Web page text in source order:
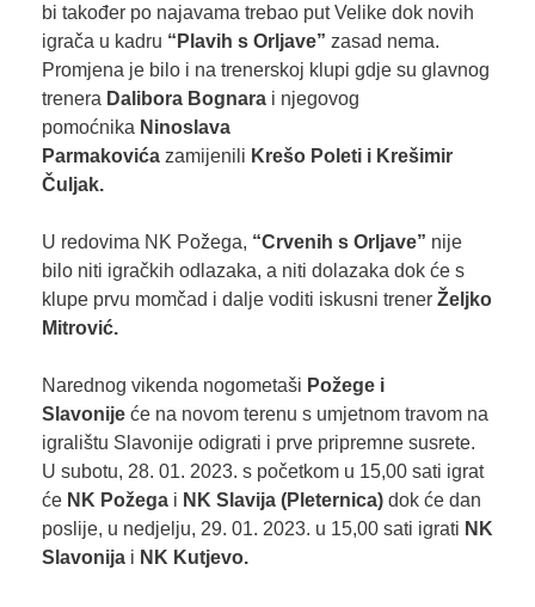
bi također po najavama trebao put Velike dok novih
igrača u kadru “Plavih s Orljave” zasad nema.
Promjena je bilo i na trenerskoj klupi gdje su glavnog
trenera Dalibora Bognarai njegovog
pomoćnika Ninoslava
Parmakovićazamijenili Krešo Poleti i Krešimir
Čuljak.
U redovima NK Požega, “Crvenih s Orljave” nije
bilo niti igračkih odlazaka, a niti dolazaka dok će s
klupe prvu momčad i dalje voditi iskusni trenerŽeljko
Mitrović.
Narednog vikenda nogometaši Požege i
Slavonijeće na novom terenu s umjetnom travom na
igralištu Slavonije odigrati i prve pripremne susrete.
U subotu, 28. 01. 2023. s početkom u 15,00 sati igrat
će NK Požega i NK Slavija (Pleternica)dok će dan
poslije, u nedjelju, 29. 01. 2023. u 15,00 sati igrati NK
Slavonija i NK Kutjevo.